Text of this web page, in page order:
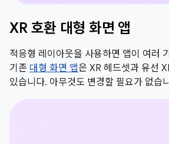
XR 호환 대형 화면 앱
적응형 레이아웃을 사용하면 앱이 여러
기존 대형 화면 앱은 XR 헤드셋과 유선
있습니다. 아무것도 변경할 필요가 없습